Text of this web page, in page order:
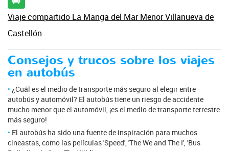
Viaje compartido La Manga del Mar Menor Villanueva de
Castellón
Consejos y trucos sobre los viajes
en autobús
¿Cuál es el medio de transporte más seguro al elegir entre
autobús y automóvil? El autobús tiene un riesgo de accidente
mucho menor que el automóvil, ¡es el medio de transporte terrestre
más seguro!
El autobús ha sido una fuente de inspiración para muchos
cineastas, como las películas 'Speed', 'The We and The I', 'Bus